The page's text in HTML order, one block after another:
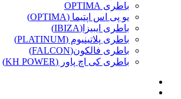
باطری OPTIMA
یو پی اس اپتیما (OPTIMA)
باطری ایبیزا(IBIZA)
باطری پلاتینیوم (PLATINUM)
باطری فالکون(FALCON)
باطری کی اچ پاور (KH POWER)